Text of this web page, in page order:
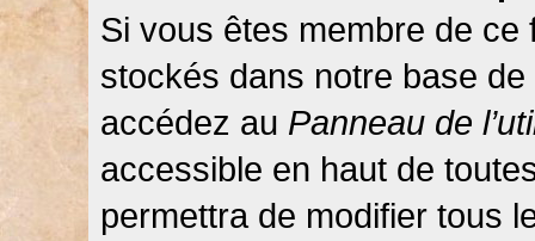
Si vous êtes membre de
stockés dans notre base
accédez au Panneau de
accessible en haut de
permettra de modifier tous